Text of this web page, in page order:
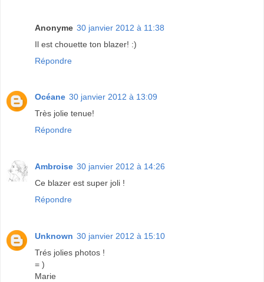
Anonyme 30 janvier 2012 à 11:38
Il est chouette ton blazer! :)
Répondre
Océane 30 janvier 2012 à 13:09
Très jolie tenue!
Répondre
Ambroise 30 janvier 2012 à 14:26
Ce blazer est super joli !
Répondre
Unknown 30 janvier 2012 à 15:10
Trés jolies photos !
= )
Marie